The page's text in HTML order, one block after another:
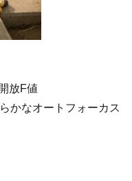
放F値
かなオートフォーカス